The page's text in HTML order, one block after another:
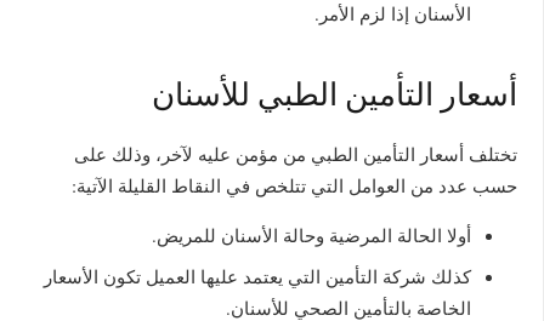
الأسنان إذا لزم الأمر.
أسعار التأمين الطبي للأسنان
تختلف أسعار التأمين الطبي من مؤمن عليه لآخر، وذلك على
حسب عدد من العوامل التي تتلخص في النقاط القليلة الآتية:
أولا الحالة المرضية وحالة الأسنان للمريض.
كذلك شركة التأمين التي يعتمد عليها العميل تكون الأسعار
الخاصة بالتأمين الصحي للأسنان.